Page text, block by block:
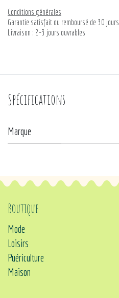
Conditions générales
Garantie satisfait ou remboursé de 30 jours
Livraison : 2-3 jours ouvrables
Spécifications
Marque
Boutique
Mode
Loisirs
Puériculture
Maison